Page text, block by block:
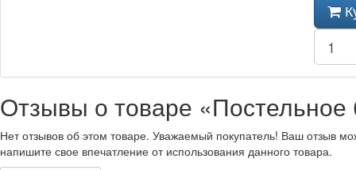
Отзывы о товаре
Нет отзывов об этом товаре. Уважаемый покупатель! Ваш отзыв
напишите свое впечатление от использования данного товара.